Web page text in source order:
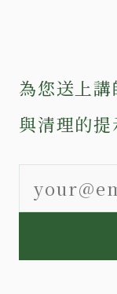
為您送上
與清理的提